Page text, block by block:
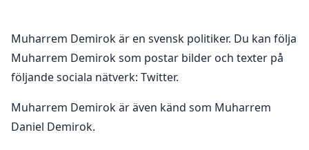
Muharrem Demirokär en svensk politiker. Du kan följa
Muharrem Demiroksom postar bilder och texter på
följande sociala nätverk: Twitter.
Muharrem Demirok är även känd som Muharrem
Daniel Demirok.